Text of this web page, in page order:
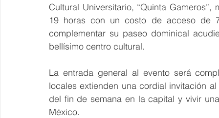
Cultural Universitario, “Quinta
19 horas con un costo de acceso de
complementar su paseo dominical
bellísimo centro cultural.
La entrada general al evento será
locales extienden una cordial invitación
del fin de semana en la capital y vivir
México.